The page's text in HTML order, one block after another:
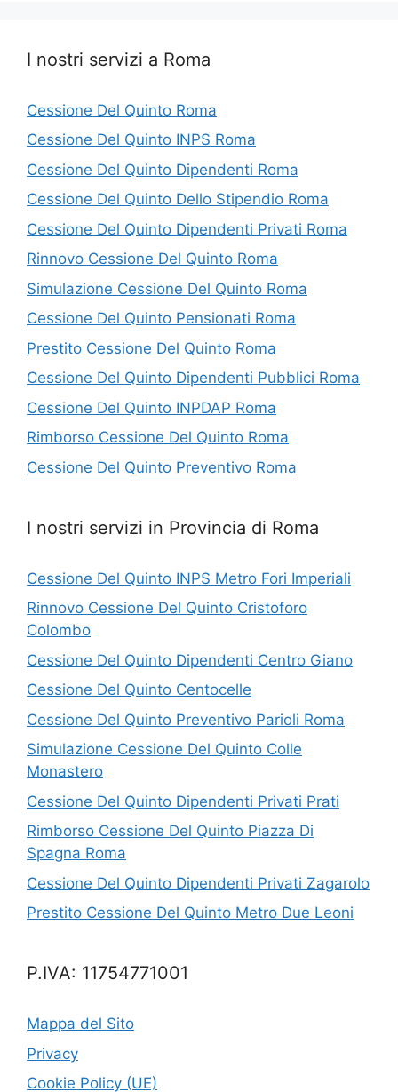
I nostri servizi a Roma
Cessione Del Quinto Roma
Cessione Del Quinto INPS Roma
Cessione Del Quinto Dipendenti Roma
Cessione Del Quinto Dello Stipendio Roma
Cessione Del Quinto Dipendenti Privati Roma
Rinnovo Cessione Del Quinto Roma
Simulazione Cessione Del Quinto Roma
Cessione Del Quinto Pensionati Roma
Prestito Cessione Del Quinto Roma
Cessione Del Quinto Dipendenti Pubblici Roma
Cessione Del Quinto INPDAP Roma
Rimborso Cessione Del Quinto Roma
Cessione Del Quinto Preventivo Roma
I nostri servizi in Provincia di Roma
Cessione Del Quinto INPS Metro Fori Imperiali
Rinnovo Cessione Del Quinto Cristoforo
Colombo
Cessione Del Quinto Dipendenti Centro Giano
Cessione Del Quinto Centocelle
Cessione Del Quinto Preventivo Parioli Roma
Simulazione Cessione Del Quinto Colle
Monastero
Cessione Del Quinto Dipendenti Privati Prati
Rimborso Cessione Del Quinto Piazza Di
Spagna Roma
Cessione Del Quinto Dipendenti Privati Zagarolo
Prestito Cessione Del Quinto Metro Due Leoni
P.IVA: 11754771001
Mappa del Sito
Privacy
Cookie Policy (UE)